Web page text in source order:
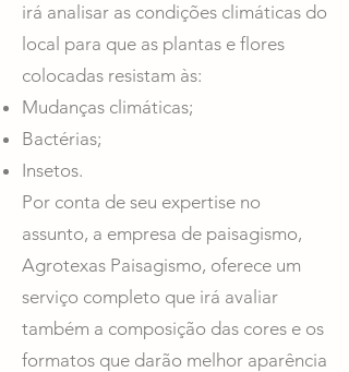
irá analisar as condições climáticas do
local para que as plantas e flores
colocadas resistam às:
Mudanças climáticas;
Bactérias;
Insetos.
Por conta de seu expertise no
assunto, a empresa de paisagismo,
Agrotexas Paisagismo, oferece um
serviço completo que irá avaliar
também a composição das cores e os
formatos que darão melhor aparência